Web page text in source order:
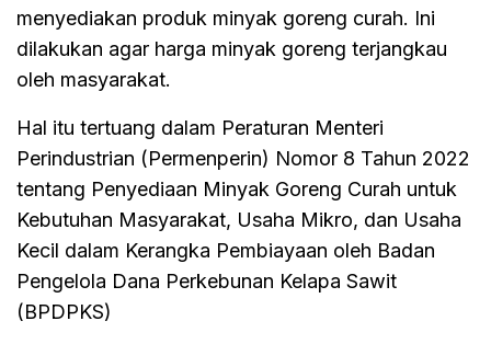
menyediakan produk minyak goreng curah. Ini
dilakukan agar harga minyak goreng terjangkau
oleh masyarakat.
Hal itu tertuang dalam Peraturan Menteri
Perindustrian (Permenperin) Nomor 8 Tahun 2022
tentang Penyediaan Minyak Goreng Curah untuk
Kebutuhan Masyarakat, Usaha Mikro, dan Usaha
Kecil dalam Kerangka Pembiayaan oleh Badan
Pengelola Dana Perkebunan Kelapa Sawit
(BPDPKS)